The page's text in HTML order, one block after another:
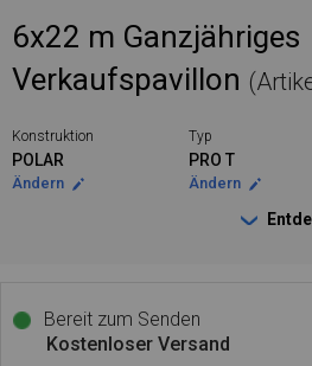
6x22 m Ganzjähriges
Verkaufspavillon
Konstruktion
POLAR
Ändern
Typ
PRO T
Ändern
Bereit zum Senden
Kostenloser Versand